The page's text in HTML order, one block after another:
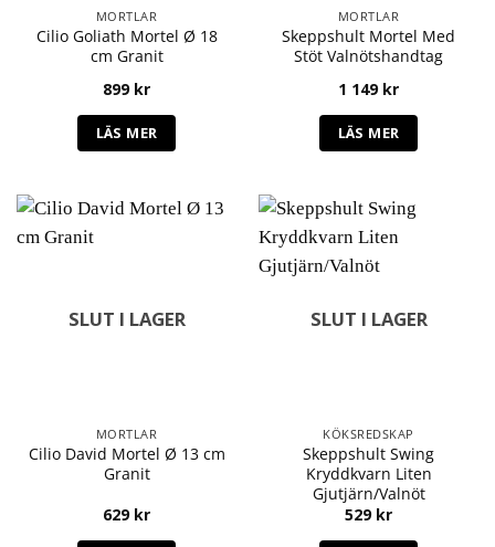
MORTLAR
Cilio Goliath Mortel Ø 18
cm Granit
899 kr
LÄS MER
MORTLAR
Skeppshult Mortel Med
Stöt Valnötshandtag
1 149 kr
LÄS MER
SLUT I LAGER
MORTLAR
Cilio David Mortel Ø 13 cm
Granit
629 kr
SLUT I LAGER
KÖKSREDSKAP
Skeppshult Swing
Kryddkvarn Liten
Gjutjärn/Valnöt
529 kr